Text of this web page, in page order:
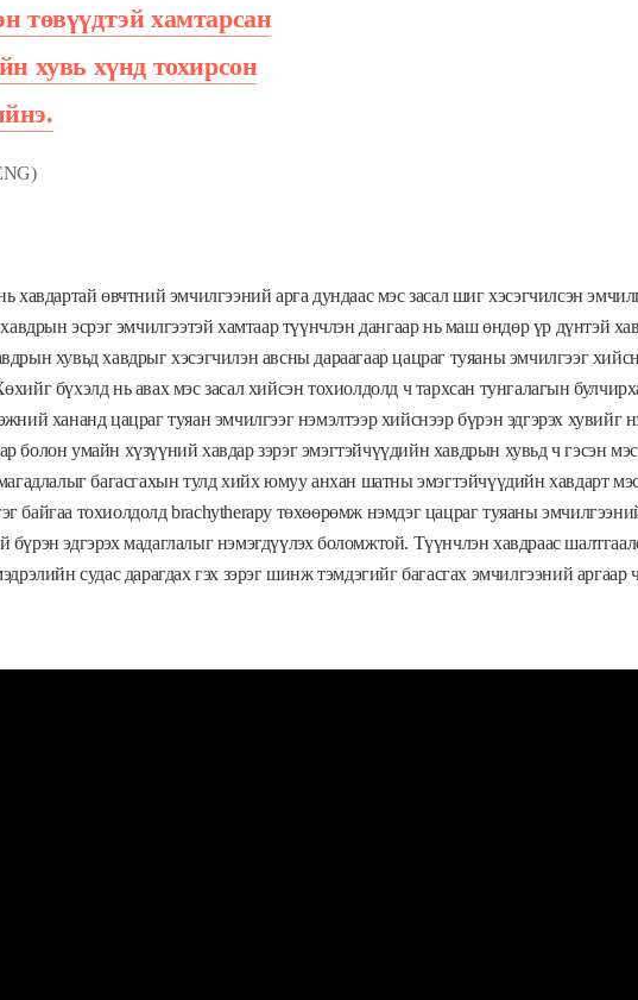
төвүүдтэй хамтарсан
хувь хүнд тохирсон
хавдартай өвчтний эмчилгээний арга дундаас мэс засал шиг хэсэгчилсэн
эсрэг эмчилгээтэй хамтаар түүнчлэн дангаар нь маш өндөр үр дүнтэй
хувьд хавдрыг хэсэгчилэн авсны дараагаар цацраг туяаны эмчилгээг
бүхэлд нь авах мэс засал хийсэн тохиолдолд ч тархсан тунгалагын
хананд цацраг туяан эмчилгээг нэмэлтээр хийснээр бүрэн эдгэрэх хувийг
болон умайн хүзүүний хавдар зэрэг эмэгтэйчүүдийн хавдрын хувьд ч гэсэн
багасгахын тулд хийх юмуу анхан шатны эмэгтэйчүүдийн хавдарт
байгаа тохиолдолд brachytherapy төхөөрөмж нэмдэг цацраг туяаны
эдгэрэх мадаглалыг нэмэгдүүлэх боломжтой. Түүнчлэн хавдраас
судас дарагдах гэх зэрэг шинж тэмдэгийг багасгах эмчилгээний аргаар